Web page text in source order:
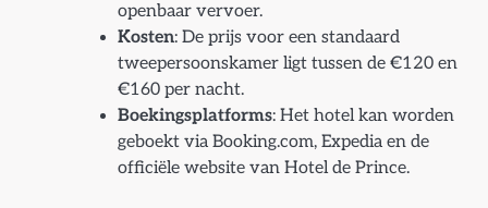
openbaar vervoer.
Kosten: De prijs voor een standaard
tweepersoonskamer ligt tussen de €120 en
€160 per nacht.
Boekingsplatforms: Het hotel kan worden
geboekt via Booking.com, Expedia en de
officiële website van Hotel de Prince.